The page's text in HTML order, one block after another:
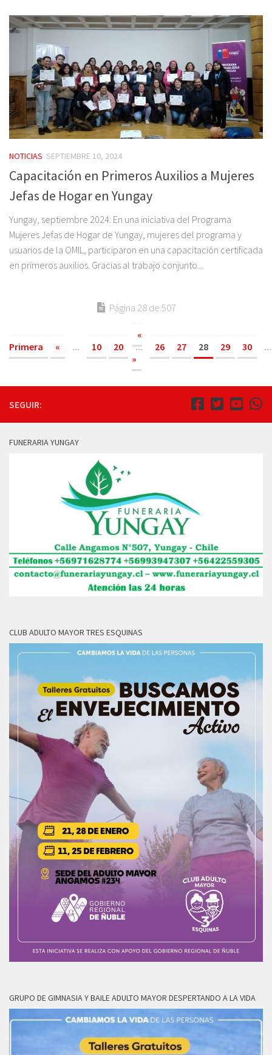
NOTICIAS SEPTIEMBRE 10, 2024
Capacitación en Primeros Auxilios a Mujeres
Jefas de Hogar en Yungay
Yungay, septiembre 2024: En una iniciativa del Programa
Mujeres Jefas de Hogar de Yungay, mujeres del programa y
usuarios de la OMIL, participaron en una capacitación certificada
en primeros auxilios. Gracias al trabajo conjunto...
Página 28 de 507
«
Primera
« ... 10 20 ... 26 27 28 29 30
...
»
SEGUIR:
FUNERARIA YUNGAY
CLUB ADULTO MAYOR TRES ESQUINAS
GRUPO DE GIMNASIA Y BAILE ADULTO MAYOR DESPERTANDO A LA VIDA